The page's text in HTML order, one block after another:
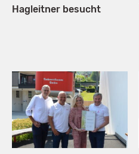
Hagleitner besucht